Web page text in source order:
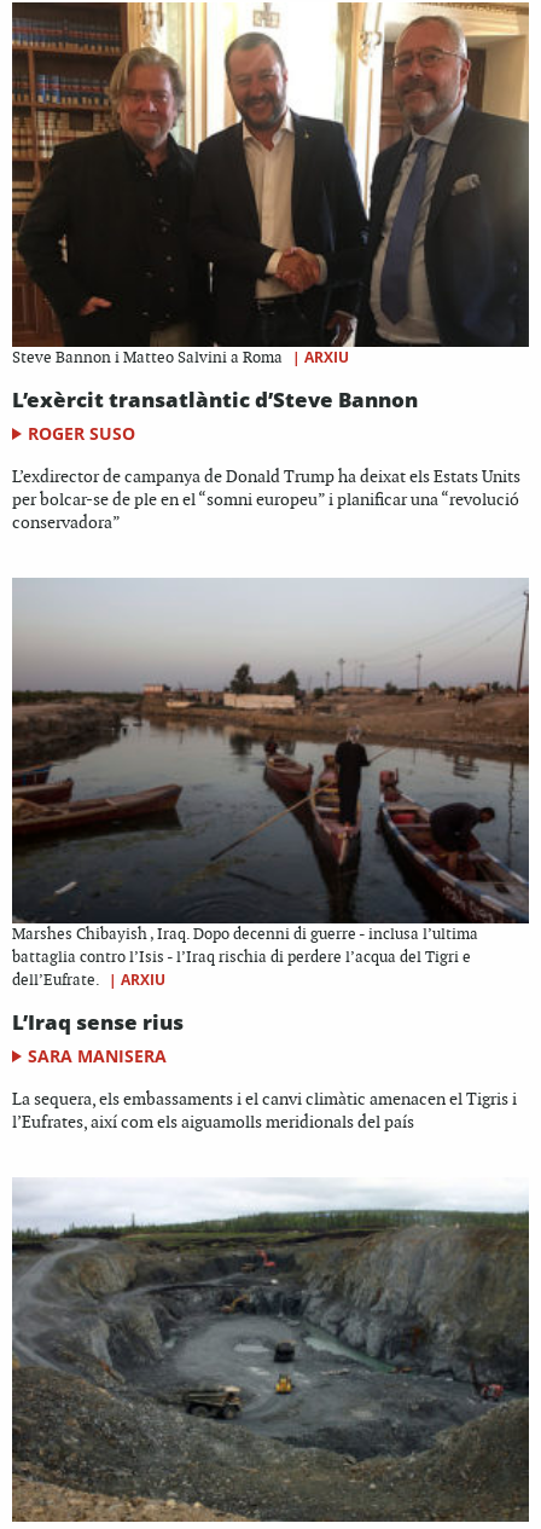
Steve Bannon i Matteo Salvini a Roma | ARXIU
L’exèrcit transatlàntic d’Steve Bannon
ROGER SUSO
L’exdirector de campanya de Donald Trump ha deixat els Estats Units
per bolcar-se de ple en el “somni europeu” i planificar una “revolució
conservadora”
Marshes Chibayish , Iraq. Dopo decenni di guerre - inclusa l’ultima
battaglia contro l’Isis - l’Iraq rischia di perdere l’acqua del Tigri e
dell’Eufrate.
| ARXIU
L’Iraq sense rius
SARA MANISERA
La sequera, els embassaments i el canvi climàtic amenacen el Tigris i
l’Eufrates, així com els aiguamolls meridionals del país